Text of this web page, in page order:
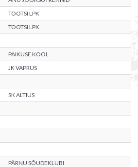
TOOTSI LPK
TOOTSI LPK
PAIKUSE KOOL
JK VAPRUS
SK ALTIUS
PÄRNU SÕUDEKLUBI